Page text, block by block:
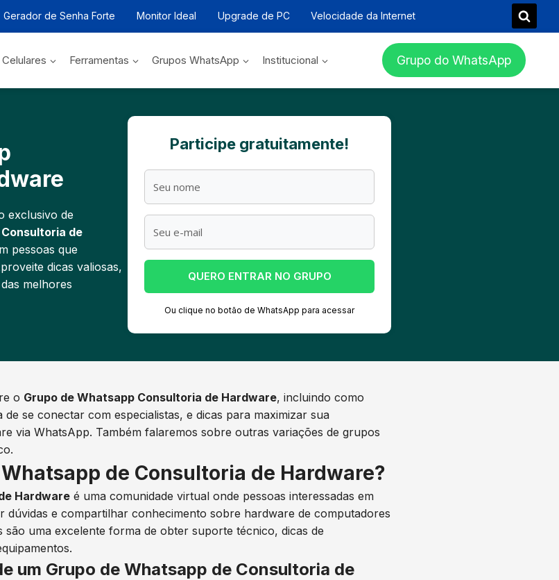
Gerador de Senha Forte Monitor Ideal Upgrade de PC Velocidade da Internet
Celulares Ferramentas Grupos WhatsApp Institucional Grupo do WhatsApp
exclusivo de
de
pessoas que
dicas valiosas,
melhores
Participe gratuitamente!
QUERO ENTRAR NO GRUPO
Ou clique no botão de WhatsApp para acessar
o Grupo de Whatsapp Consultoria de Hardware, incluindo como
se conectar com especialistas, e dicas para maximizar sua
via WhatsApp. Também falaremos sobre outras variações de grupos
de Consultoria de Hardware?
Hardware é uma comunidade virtual onde pessoas interessadas em
dúvidas e compartilhar conhecimento sobre hardware de computadores
são uma excelente forma de obter suporte técnico, dicas de
um Grupo de Whatsapp de Consultoria de